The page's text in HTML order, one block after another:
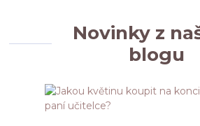
Novinky z
blogu